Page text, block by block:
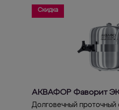
Скидка
АКВАФОР Фаворит
Долговечный проточный